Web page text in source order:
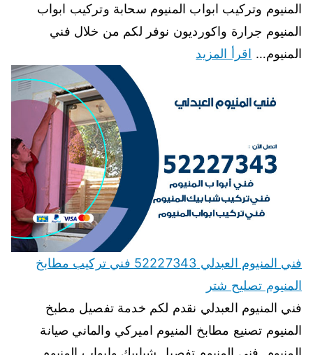
المنيوم وتركيب ابواب المنيوم سحابة وتركيب ابواب
المنيوم جرارة واكورديون نوفر لكم من خلال فني
المنيوم… اقرأ المزيد
فني المنيوم العبدلي 52227343 فني تركيب مطابخ
المنيوم تصليح شتر
فني المنيوم العبدلي نقدم لكم خدمة تفصيل مطبخ
المنيوم تصنيع مطابخ المنيوم اميركي والماني صيانة